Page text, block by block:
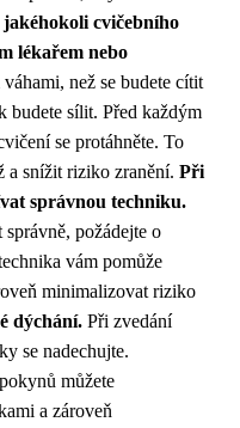
cvičebního
lékařem nebo
než se budete cítit
budete sílit. Před každým
se protáhněte. To
a snížit riziko zranění. Při
správnou techniku.
požádejte o
vám pomůže
minimalizovat riziko
dýchání. Při zvedání
se nadechujte.
můžete
a zároveň